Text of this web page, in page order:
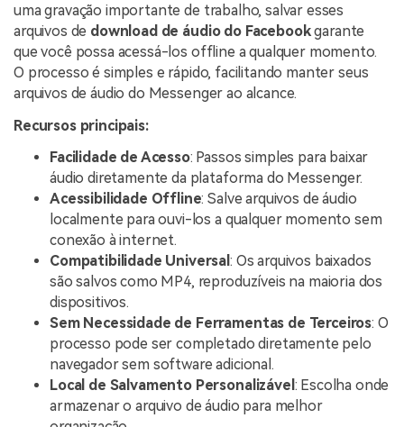
uma gravação importante de trabalho, salvar esses
arquivos de download de áudio do Facebookgarante
que você possa acessá-los offline a qualquer momento.
O processo é simples e rápido, facilitando manter seus
arquivos de áudio do Messenger ao alcance.
Recursos principais:
Facilidade de Acesso: Passos simples para baixar
áudio diretamente da plataforma do Messenger.
Acessibilidade Offline: Salve arquivos de áudio
localmente para ouvi-los a qualquer momento sem
conexão à internet.
Compatibilidade Universal : Os arquivos baixados
são salvos como MP4, reproduzíveis na maioria dos
dispositivos.
Sem Necessidade de Ferramentas de Terceiros: O
processo pode ser completado diretamente pelo
navegador sem software adicional.
Local de Salvamento Personalizável : Escolha onde
armazenar o arquivo de áudio para melhor